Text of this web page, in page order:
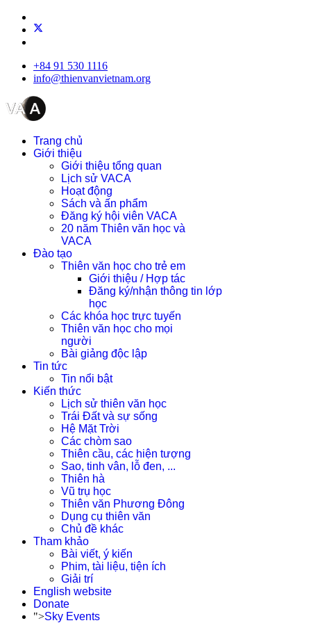
+84 91 530 1116
info@thienvanvietnam.org
Trang chủ
Giới thiệu
Giới thiệu tổng quan
Lịch sử VACA
Hoạt động
Sách và ấn phẩm
Đăng ký hội viên VACA
20 năm Thiên văn học và
VACA
Đào tạo
Thiên văn học cho trẻ em
Giới thiệu / Hợp tác
Đăng ký/nhận thông tin lớp
học
Các khóa học trực tuyến
Thiên văn học cho mọi
người
Bài giảng độc lập
Tin tức
Tin nổi bật
Kiến thức
Lịch sử thiên văn học
Trái Đất và sự sống
Hệ Mặt Trời
Các chòm sao
Thiên cầu, các hiện tượng
Sao, tinh vân, lỗ đen, ...
Thiên hà
Vũ trụ học
Thiên văn Phương Đông
Dụng cụ thiên văn
Chủ đề khác
Tham khảo
Bài viết, ý kiến
Phim, tài liệu, tiện ích
Giải trí
English website
Donate
">Sky Events